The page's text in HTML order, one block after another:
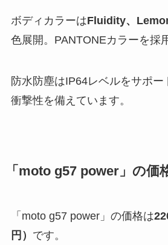
ボディカラーはFluidity、
色展開。PANTONEカラーを採
防水防塵はIP64レベルをサポ
衝撃性を備えています。
「moto g57 power」の価
「moto g57 power」の価格は
円） です。